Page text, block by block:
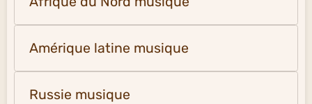
Amérique latine musique
Russie musique